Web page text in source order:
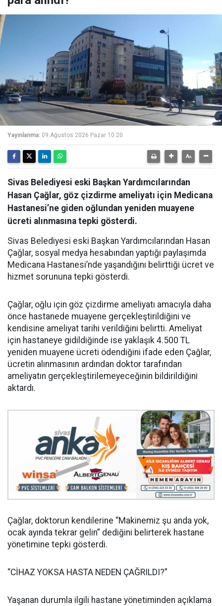
Yayınlanma: 09 Ağustos 2026 Pazar 10:20
Sivas Belediyesi eski Başkan Yardımcılarından
Hasan Çağlar, göz çizdirme ameliyatı için Medicana
Hastanesi’ne giden oğlundan yeniden muayene
ücreti alınmasına tepki gösterdi.
Sivas Belediyesi eski Başkan Yardımcılarından Hasan
Çağlar, sosyal medya hesabından yaptığı paylaşımda
Medicana Hastanesi’nde yaşandığını belirttiği ücret ve
hizmet sorununa tepki gösterdi.
Çağlar, oğlu için göz çizdirme ameliyatı amacıyla daha
önce hastanede muayene gerçekleştirildiğini ve
kendisine ameliyat tarihi verildiğini belirtti. Ameliyat
için hastaneye gidildiğinde ise yaklaşık 4.500 TL
yeniden muayene ücreti ödendiğini ifade eden Çağlar,
ücretin alınmasının ardından doktor tarafından
ameliyatın gerçekleştirilemeyeceğinin bildirildiğini
aktardı.
Çağlar, doktorun kendilerine “Makinemiz şu anda yok,
ocak ayında tekrar gelin” dediğini belirterek hastane
yönetimine tepki gösterdi.
“CİHAZ YOKSA HASTA NEDEN ÇAĞRILDI?”
Yaşanan durumla ilgili hastane yönetiminden açıklama